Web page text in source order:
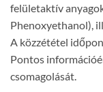
felületaktív
Phenoxyethanol),
A közzététel
Pontos
csomagolását.